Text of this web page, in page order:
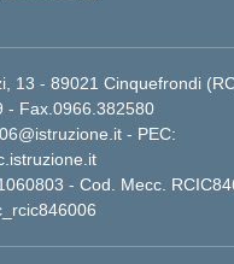
13 - 89021 Cinquefrondi
- Fax.0966.382580
- PEC:
- Cod. Mecc.